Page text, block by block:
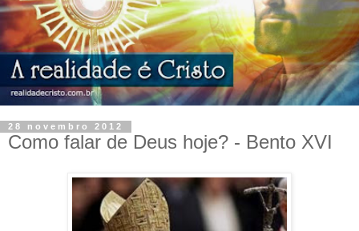
28 novembro 2012
Como falar de Deus hoje? - Bento XVI